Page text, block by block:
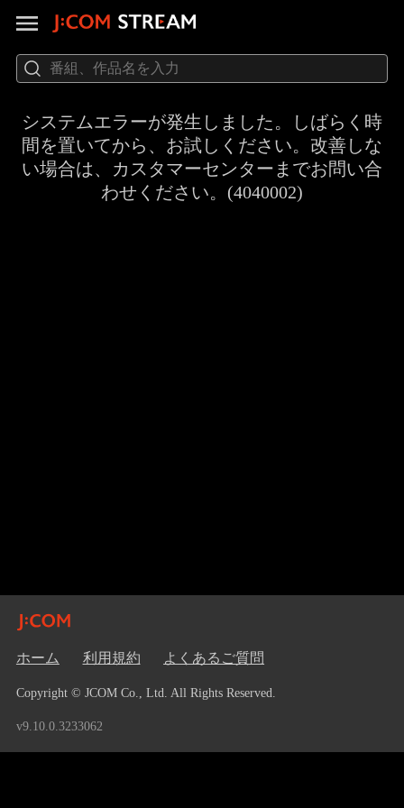
システムエラーが発生しました。しばらく時
間を置いてから、お試しください。改善しな
い場合は、カスタマーセンターまでお問い合
わせください。(4040002)
ホーム 利用規約 よくあるご質問
Copyright © JCOM Co., Ltd. All Rights Reserved.
v9.10.0.3233062